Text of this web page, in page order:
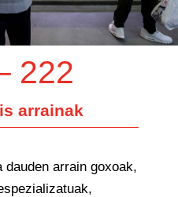
222
arrainak
arrain goxoak,